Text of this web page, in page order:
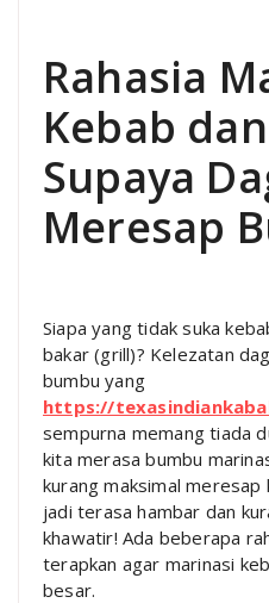
Rahasia
Kebab
Supaya
Meresap
Siapa yang tidak suka
bakar (grill)? Kelezatan
bumbu yang
https://
sempurna memang tiada
kita merasa bumbu
kurang maksimal meresap
jadi terasa hambar dan
khawatir! Ada beberapa
terapkan agar marinasi
besar.